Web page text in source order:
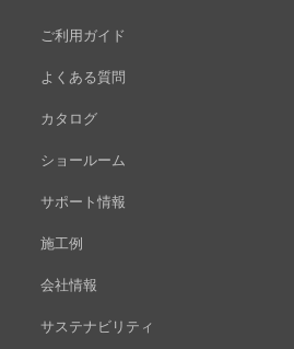
ご利用ガイド
よくある質問
カタログ
ショールーム
サポート情報
施工例
会社情報
サステナビリティ